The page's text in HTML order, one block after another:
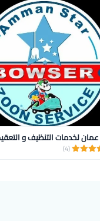
لخدمات التنظيف و
(4)